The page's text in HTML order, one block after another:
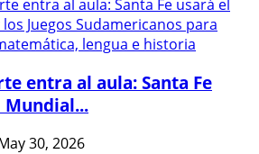
entra al aula: Santa Fe
Mundial...
30, 2026